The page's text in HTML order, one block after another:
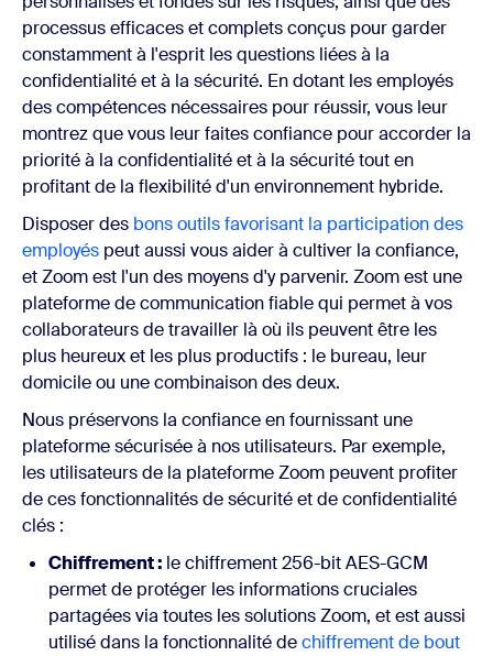
processus efficaces et complets conçus pour garder
constamment à l'esprit les questions liées à la
confidentialité et à la sécurité. En dotant les employés
des compétences nécessaires pour réussir, vous leur
montrez que vous leur faites confiance pour accorder la
priorité à la confidentialité et à la sécurité tout en
profitant de la flexibilité d'un environnement hybride.
Disposer des bons outils favorisant la participation des
employés peut aussi vous aider à cultiver la confiance,
et Zoom est l'un des moyens d'y parvenir. Zoom est une
plateforme de communication fiable qui permet à vos
collaborateurs de travailler là où ils peuvent être les
plus heureux et les plus productifs : le bureau, leur
domicile ou une combinaison des deux.
Nous préservons la confiance en fournissant une
plateforme sécurisée à nos utilisateurs. Par exemple,
les utilisateurs de la plateforme Zoom peuvent profiter
de ces fonctionnalités de sécurité et de confidentialité
clés :
Chiffrement : le chiffrement 256-bit AES-GCM
permet de protéger les informations cruciales
partagées via toutes les solutions Zoom, et est aussi
utilisé dans la fonctionnalité dechiffrement de bout